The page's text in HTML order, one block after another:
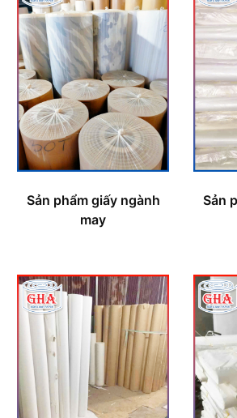
Sản phẩm giấy ngành
may
Sản